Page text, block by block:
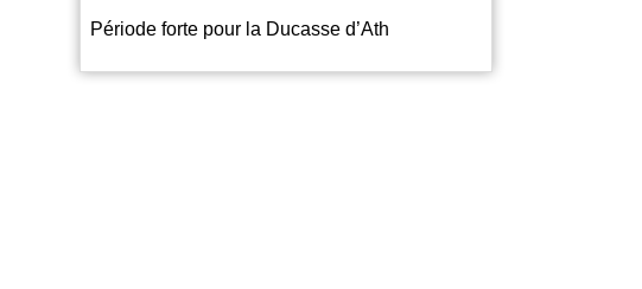
Période forte pour la Ducasse d’Ath